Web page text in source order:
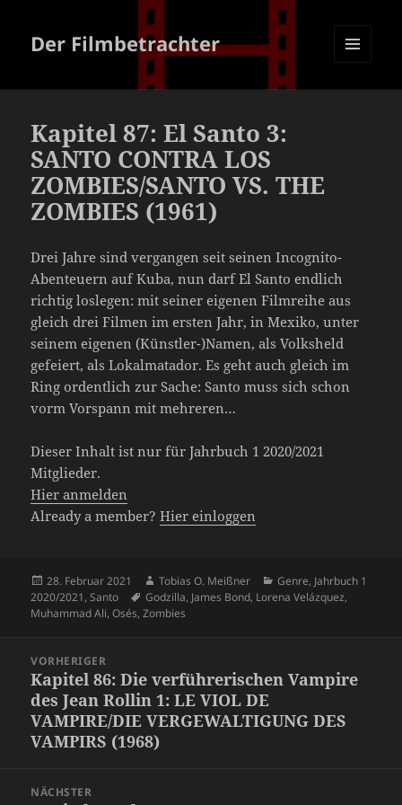
Der Filmbetrachter
Kapitel 87: El Santo 3:
SANTO CONTRA LOS
ZOMBIES/SANTO VS. THE
ZOMBIES (1961)
Drei Jahre sind vergangen seit seinen Incognito-
Abenteuern auf Kuba, nun darf El Santo endlich
richtig loslegen: mit seiner eigenen Filmreihe aus
gleich drei Filmen im ersten Jahr, in Mexiko, unter
seinem eigenen (Künstler-)Namen, als Volksheld
gefeiert, als Lokalmatador. Es geht auch gleich im
Ring ordentlich zur Sache: Santo muss sich schon
vorm Vorspann mit mehreren…
Dieser Inhalt ist nur für Jahrbuch 1 2020/2021
Mitglieder.
Hier anmelden
Already a member?Hier einloggen
Veröffentlicht
am
28. Februar 2021 Autor
Tobias O. Meißner Kategorien
Genre, Jahrbuch 1
2020/2021,Santo Schlagwörter
Godzilla, James Bond, Lorena Velázquez,
Muhammad Ali,Osés,Zombies
VORHERIGER
Vorheriger
Beitrag:
Kapitel 86: Die verführerischen Vampire
des Jean Rollin 1: LE VIOL DE
VAMPIRE/DIE VERGEWALTIGUNG DES
VAMPIRS (1968)
NÄCHSTER